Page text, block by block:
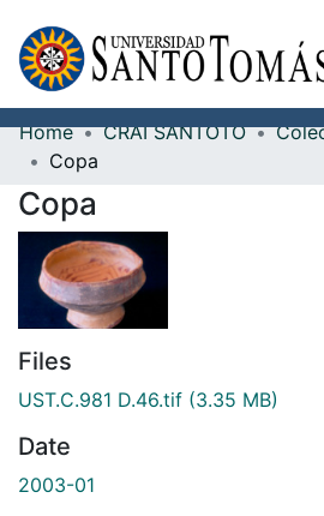
Communities & Collections
All of DSpace
Documents
Home CRAI SANTOTO
Copa
Copa
Files
UST.C.981 D.46.tif (3.35 MB)
Date
2003-01